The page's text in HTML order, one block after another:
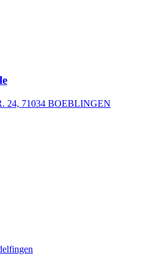
24, 71034 BOEBLINGEN